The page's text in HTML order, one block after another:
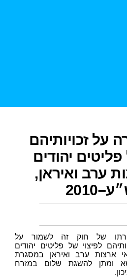
על זכויותיהם
יהודים
ערב ואיראן,
של חוק זה לשמור על
לפיצוי של פליטים יהודים
ארצות ערב ואיראן במסגרת
ומתן להשגת שלום במזרח